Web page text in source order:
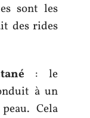
sont les
des rides
: le
à un
Cela